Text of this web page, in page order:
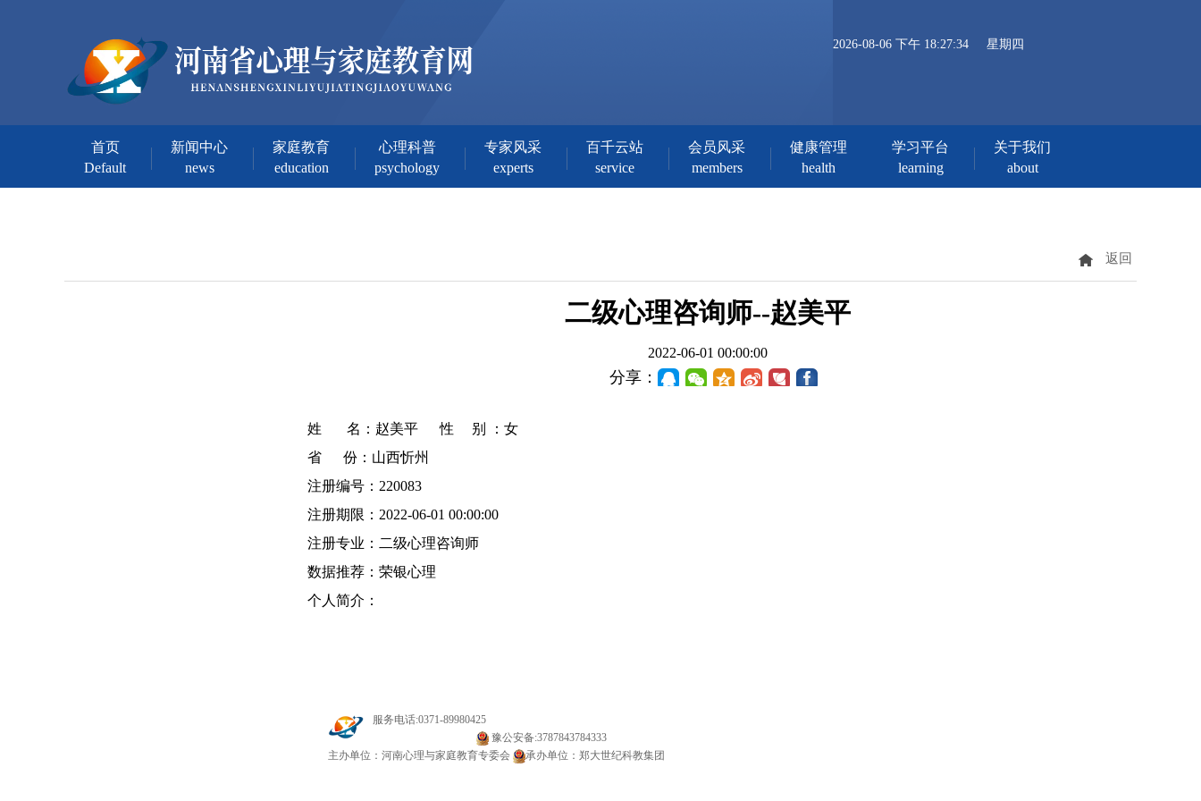
2026-08-06 下午 18:27:34 星期四
首页
Default
新闻中心
news
家庭教育
education
心理科普
psychology
专家风采
experts
百千云站
service
会员风采
members
健康管理
health
学习平台
learning
关于我们
about
返回
二级心理咨询师--赵美平
2022-06-01 00:00:00
分享：
姓 名：赵美平 性 别 ：女
省 份：山西忻州
注册编号：220083
注册期限：2022-06-01 00:00:00
注册专业：二级心理咨询师
数据推荐：荣银心理
个人简介：
服务电话:0371-89980425
豫公安备:3787843784333
主办单位：河南心理与家庭教育专委会
承办单位：郑大世纪科教集团